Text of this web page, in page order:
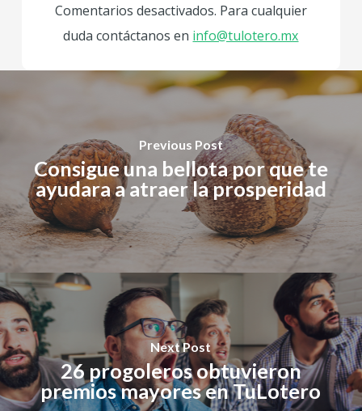
Comentarios desactivados. Para cualquier
duda contáctanos en info@tulotero.mx
Previous Post
Consigue una bellota por que te
ayudara a atraer la prosperidad
Next Post
26 progoleros obtuvieron
premios mayores en TuLotero